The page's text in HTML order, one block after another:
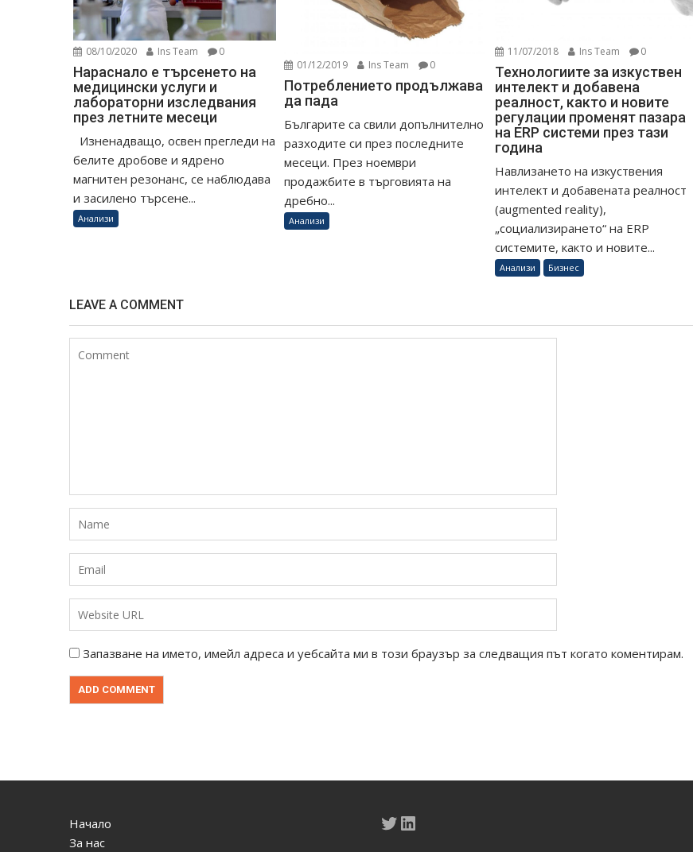
08/10/2020 Ins Team 0
Нараснало е търсенето на
медицински услуги и
лабораторни изследвания
през летните месеци
Изненадващо, освен прегледи на
белите дробове и ядрено
магнитен резонанс, се наблюдава
и засилено търсене...
Анализи
01/12/2019 Ins Team 0
Потреблението продължава
да пада
Българите са свили допълнително
разходите си през последните
месеци. През ноември
продажбите в търговията на
дребно...
Анализи
11/07/2018 Ins Team 0
Технологиите за изкуствен
интелект и добавена
реалност, както и новите
регулации променят пазара
на ERP системи през тази
година
Навлизането на изкуствения
интелект и добавената реалност
(augmented reality),
„социализирането“ на ERP
системите, както и новите...
Анализи Бизнес
LEAVE A COMMENT
Запазване на името, имейл адреса и уебсайта ми в този браузър за следващия път когато коментирам.
Начало
За нас
Twitter
LinkedIn